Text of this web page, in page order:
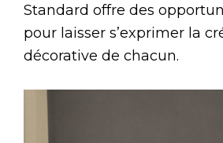
Standard offre des
pour laisser s’exprimer la
décorative de chacun.